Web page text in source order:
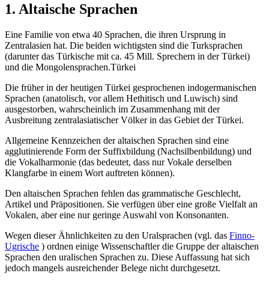
1. Altaische Sprachen
Eine Familie von etwa 40 Sprachen, die ihren Ursprung in
Zentralasien hat. Die beiden wichtigsten sind die Turksprachen
(darunter das Türkische mit ca. 45 Mill. Sprechern in der Türkei)
und die Mongolensprachen.Türkei
Die früher in der heutigen Türkei gesprochenen indogermanischen
Sprachen (anatolisch, vor allem Hethitisch und Luwisch) sind
ausgestorben, wahrscheinlich im Zusammenhang mit der
Ausbreitung zentralasiatischer Völker in das Gebiet der Türkei.
Allgemeine Kennzeichen der altaischen Sprachen sind eine
agglutinierende Form der Suffixbildung (Nachsilbenbildung) und
die Vokalharmonie (das bedeutet, dass nur Vokale derselben
Klangfarbe in einem Wort auftreten können).
Den altaischen Sprachen fehlen das grammatische Geschlecht,
Artikel und Präpositionen. Sie verfügen über eine große Vielfalt an
Vokalen, aber eine nur geringe Auswahl von Konsonanten.
Wegen dieser Ähnlichkeiten zu den Uralsprachen (vgl. das Finno-
Ugrische ) ordnen einige Wissenschaftler die Gruppe der altaischen
Sprachen den uralischen Sprachen zu. Diese Auffassung hat sich
jedoch mangels ausreichender Belege nicht durchgesetzt.